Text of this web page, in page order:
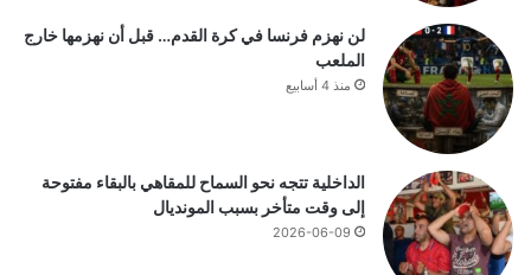
لن نهزم فرنسا في كرة القدم… قبل أن نهزمها خارج
الملعب
منذ 4 أسابيع
الداخلية تتجه نحو السماح للمقاهي بالبقاء مفتوحة
إلى وقت متأخر بسبب المونديال
2026-06-09